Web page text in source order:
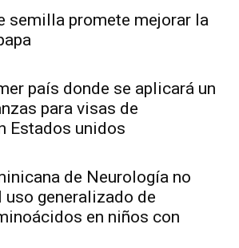
semilla promete mejorar la
país donde se aplicará un
para visas de
Estados unidos
de Neurología no
uso generalizado de
en niños con